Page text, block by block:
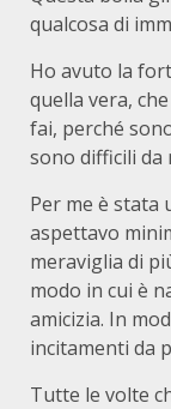
qualcosa di
Ho avuto la
quella vera,
fai, perché
sono difficili da
Per me è stata
aspettavo
meraviglia di
modo in cui è
amicizia. In
incitamenti da
Tutte le volte